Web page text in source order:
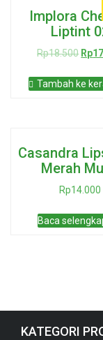
Implora
Liptint
Rp18.500 Rp
Tambah ke
Casandra
Merah
Rp14.000
Baca
KATEGORI